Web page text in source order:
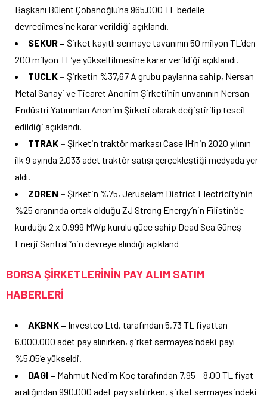
Başkanı Bülent Çobanoğlu’na 965.000 TL bedelle
devredilmesine karar verildiği açıklandı.
SEKUR – Şirket kayıtlı sermaye tavanının 50 milyon TL’den
200 milyon TL’ye yükseltilmesine karar verildiği açıklandı.
TUCLK – Şirketin %37,67 A grubu paylarına sahip, Nersan
Metal Sanayi ve Ticaret Anonim Şirketi’nin unvanının Nersan
Endüstri Yatırımları Anonim Şirketi olarak değiştirilip tescil
edildiği açıklandı.
TTRAK – Şirketin traktör markası Case IH’nin 2020 yılının
ilk 9 ayında 2.033 adet traktör satışı gerçekleştiği medyada yer
aldı.
ZOREN – Şirketin %75, Jeruselam District Electricity’nin
%25 oranında ortak olduğu ZJ Strong Energy’nin Filistin’de
kurduğu 2 x 0,999 MWp kurulu güce sahip Dead Sea Güneş
Enerji Santrali’nin devreye alındığı açıkland
BORSA ŞİRKETLERİNİN PAY ALIM SATIM
HABERLERİ
AKBNK – Investco Ltd. tarafından 5,73 TL fiyattan
6.000.000 adet pay alınırken, şirket sermayesindeki payı
%5,05’e yükseldi.
DAGI – Mahmut Nedim Koç tarafından 7,95 – 8,00 TL fiyat
aralığından 990.000 adet pay satılırken, şirket sermayesindeki